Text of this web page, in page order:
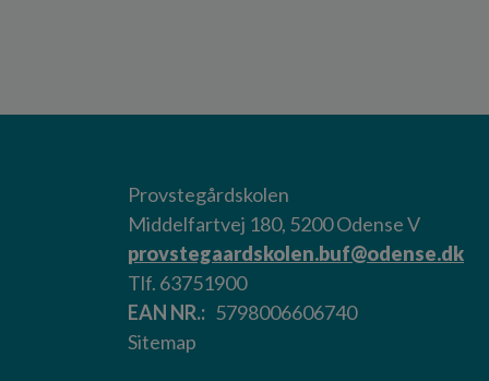
Provstegårdskolen
Middelfartvej 180, 5200 Odense V
provstegaardskolen.buf@odense.dk
Tlf. 63751900
EAN NR.
5798006606740
Sitemap